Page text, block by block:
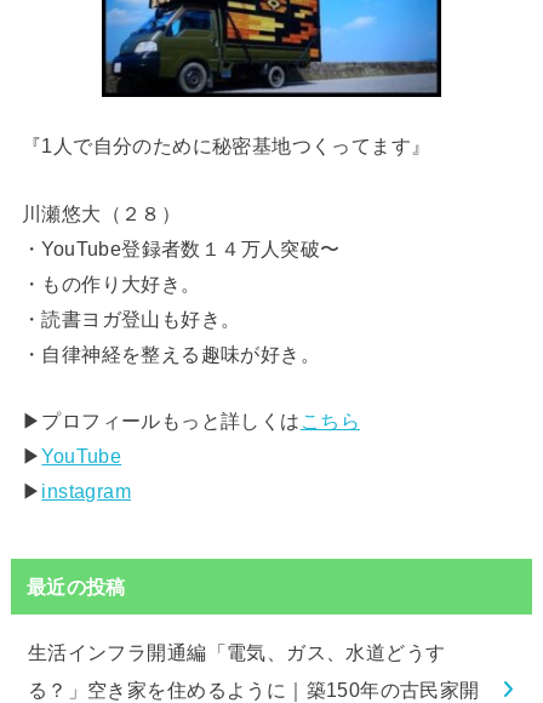
『1人で自分のために秘密基地つくってます』
川瀬悠大（２８）
・YouTube登録者数１４万人突破〜
・もの作り大好き。
・読書ヨガ登山も好き。
・自律神経を整える趣味が好き。
▶︎プロフィールもっと詳しくは こちら
▶︎YouTube
▶︎ instagram
最近の投稿
生活インフラ開通編「電気、ガス、水道どうす
る？」空き家を住めるように｜築150年の古民家開